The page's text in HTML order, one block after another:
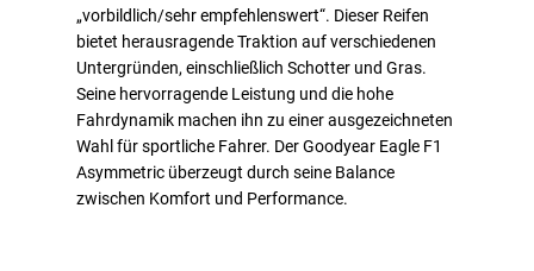
„vorbildlich/sehr empfehlenswert“. Dieser Reifen
bietet herausragende Traktion auf verschiedenen
Untergründen, einschließlich Schotter und Gras.
Seine hervorragende Leistung und die hohe
Fahrdynamik machen ihn zu einer ausgezeichneten
Wahl für sportliche Fahrer. Der Goodyear Eagle F1
Asymmetric überzeugt durch seine Balance
zwischen Komfort und Performance.